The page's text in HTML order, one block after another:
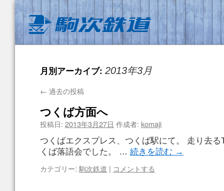
月別アーカイブ: 2013年3月
← 過去の投稿
つくば方面へ
投稿日: 2013年3月27日 作成者: komaji
つくばエクスプレス、つくば駅にて。 走り去る
くば落語会でした。 … 続きを読む →
カテゴリー: 駒次鉄道 | コメントする